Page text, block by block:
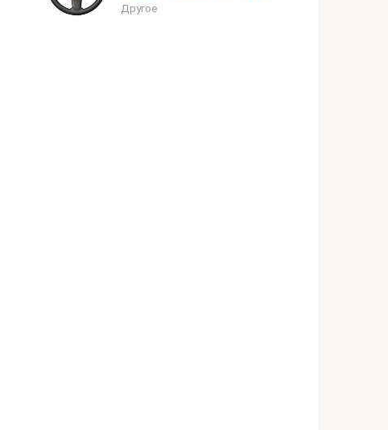
Другое